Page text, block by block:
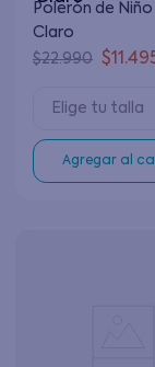
Polerón de
Claro
$22.990 $11 .
Elige tu talla
Agregar al